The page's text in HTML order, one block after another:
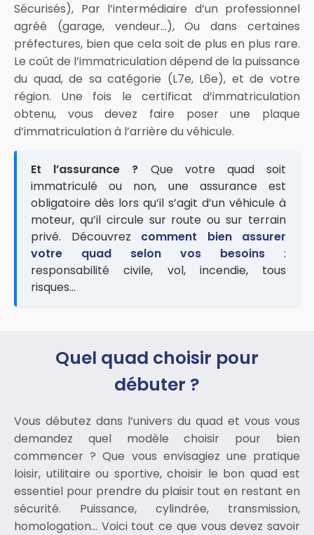
Sécurisés), Par l’intermédiaire d’un professionnel
agréé (garage, vendeur…), Ou dans certaines
préfectures, bien que cela soit de plus en plus rare.
Le coût de l’immatriculation dépend de la puissance
du quad, de sa catégorie (L7e, L6e), et de votre
région. Une fois le certificat d’immatriculation
obtenu, vous devez faire poser une plaque
d’immatriculation à l’arrière du véhicule.
Et l’assurance ? Que votre quad soit
immatriculé ou non, une assurance est
obligatoire dès lors qu’il s’agit d’un véhicule à
moteur, qu’il circule sur route ou sur terrain
privé. Découvrez comment bien assurer
votre quad selon vos besoins :
responsabilité civile, vol, incendie, tous
risques…
Quel quad choisir pour
débuter ?
Vous débutez dans l’univers du quad et vous vous
demandez quel modèle choisir pour bien
commencer ? Que vous envisagiez une pratique
loisir, utilitaire ou sportive, choisir le bon quad est
essentiel pour prendre du plaisir tout en restant en
sécurité. Puissance, cylindrée, transmission,
homologation… Voici tout ce que vous devez savoir